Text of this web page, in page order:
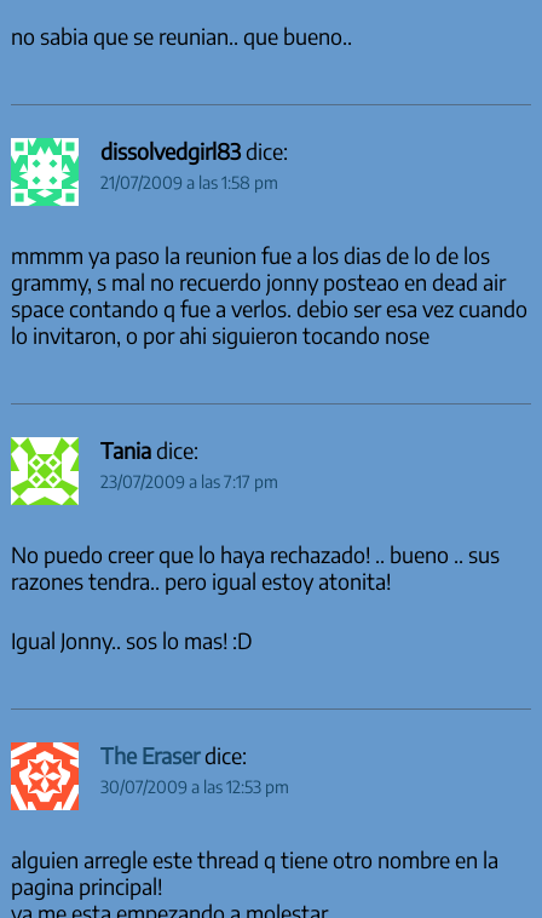
no sabia que se reunian.. que bueno..
dissolvedgirl83dice:
21/07/2009 a las 1:58 pm
mmmm ya paso la reunion fue a los dias de lo de los
grammy, s mal no recuerdo jonny posteao en dead air
space contando q fue a verlos. debio ser esa vez cuando
lo invitaron, o por ahi siguieron tocando nose
Taniadice:
23/07/2009 a las 7:17 pm
No puedo creer que lo haya rechazado! .. bueno .. sus
razones tendra.. pero igual estoy atonita!
Igual Jonny.. sos lo mas! :D
The Eraserdice:
30/07/2009 a las 12:53 pm
alguien arregle este thread q tiene otro nombre en la
pagina principal!